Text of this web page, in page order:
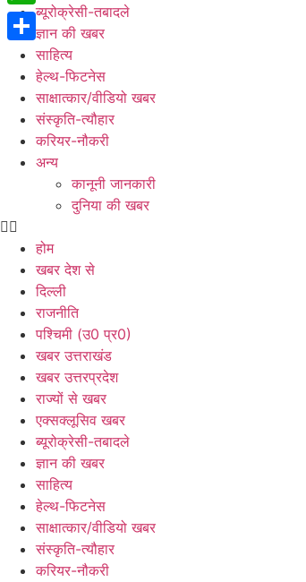
ब्यूरोक्रेसी-तबादले
ज्ञान की खबर
साहित्य
हेल्थ-फिटनेस
साक्षात्कार/वीडियो खबर
संस्कृति-त्यौहार
करियर-नौकरी
अन्य
कानूनी जानकारी
दुनिया की खबर
होम
खबर देश से
दिल्ली
राजनीति
पश्चिमी (उ0 प्र0)
खबर उत्तराखंड
खबर उत्तरप्रदेश
राज्यों से खबर
एक्सक्लूसिव खबर
ब्यूरोक्रेसी-तबादले
ज्ञान की खबर
साहित्य
हेल्थ-फिटनेस
साक्षात्कार/वीडियो खबर
संस्कृति-त्यौहार
करियर-नौकरी
WhatsApp
Share